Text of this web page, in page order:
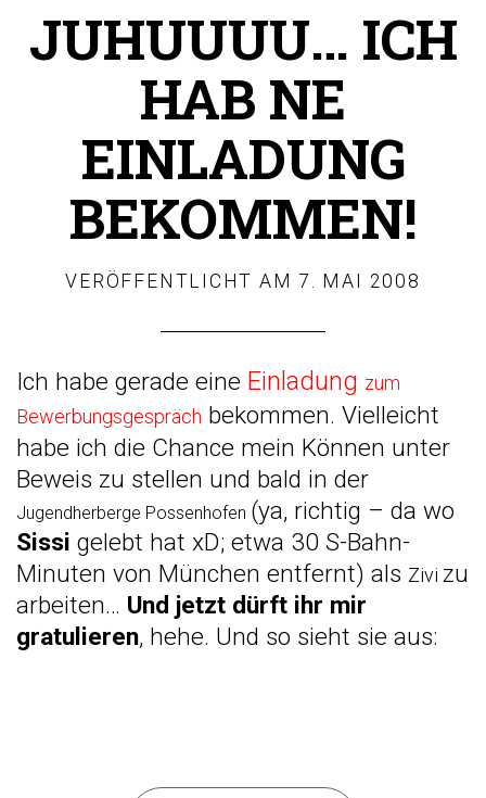
JUHUUUU… ICH
HAB NE
EINLADUNG
BEKOMMEN!
VERÖFFENTLICHT AM7. MAI 2008
Ich habe gerade eine Einladung zum
Bewerbungsgespräch bekommen. Vielleicht
habe ich die Chance mein Können unter
Beweis zu stellen und bald in der
Jugendherberge Possenhofen (ya, richtig – da wo
Sissi gelebt hat xD; etwa 30 S-Bahn-
Minuten von München entfernt) als Zivi zu
arbeiten… Und jetzt dürft ihr mir
gratulieren, hehe. Und so sieht sie aus: